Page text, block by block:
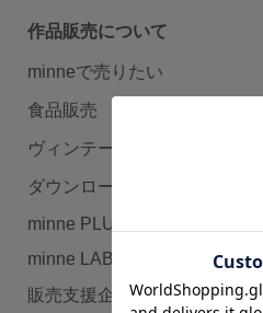
作品販売について
minneで売りたい
食品販売
ヴィンテージ販売
ダウンロード販売
minne PLUS
minne LAB
販売支援企画・イベント